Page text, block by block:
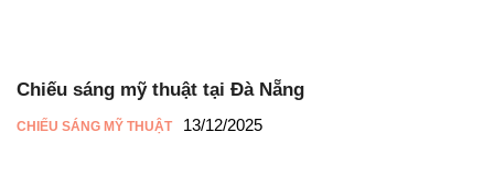
Chiếu sáng mỹ thuật tại Đà Nẵng
CHIẾU SÁNG MỸ THUẬT 13/12/2025